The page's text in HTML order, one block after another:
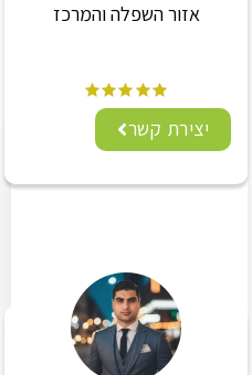
אזור השפלה והמרכז
יצירת קשר